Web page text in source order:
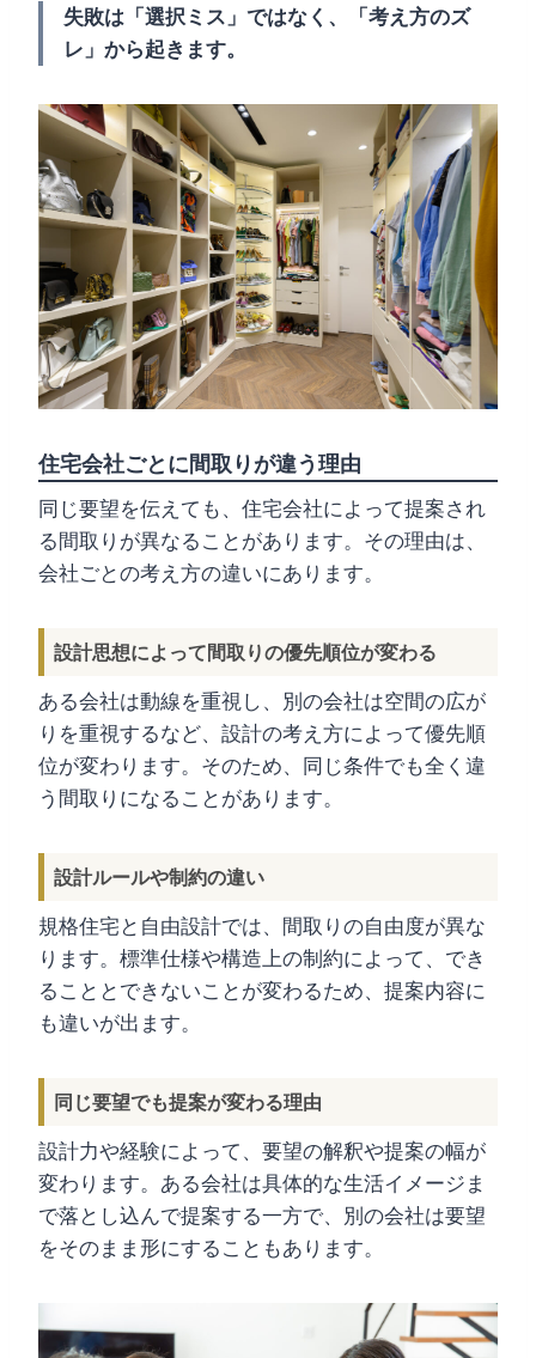
失敗は「選択ミス」ではなく、「考え方のズ
レ」から起きます。
住宅会社ごとに間取りが違う理由
同じ要望を伝えても、住宅会社によって提案され
る間取りが異なることがあります。その理由は、
会社ごとの考え方の違いにあります。
設計思想によって間取りの優先順位が変わる
ある会社は動線を重視し、別の会社は空間の広が
りを重視するなど、設計の考え方によって優先順
位が変わります。そのため、同じ条件でも全く違
う間取りになることがあります。
設計ルールや制約の違い
規格住宅と自由設計では、間取りの自由度が異な
ります。標準仕様や構造上の制約によって、でき
ることとできないことが変わるため、提案内容に
も違いが出ます。
同じ要望でも提案が変わる理由
設計力や経験によって、要望の解釈や提案の幅が
変わります。ある会社は具体的な生活イメージま
で落とし込んで提案する一方で、別の会社は要望
をそのまま形にすることもあります。